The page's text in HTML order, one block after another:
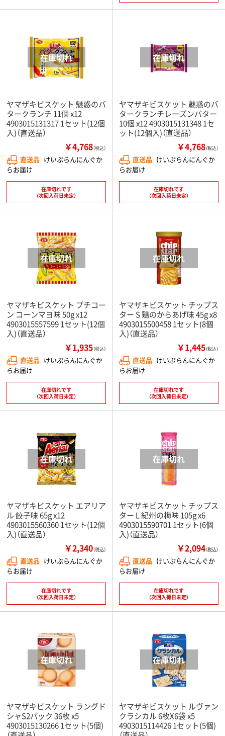
ヤマザキビスケット 魅惑のバ
タークランチ 11個 x12
4903015131317 1セット(12個
入)（直送品）
￥4,768（税込）
直送品 けいぷらんにんぐか
らお届け
在庫切れです
（次回入荷日未定）
ヤマザキビスケット 魅惑のバ
タークランチレーズンバター
10個 x12 4903015131348 1セ
ット(12個入)（直送品）
￥4,768（税込）
直送品 けいぷらんにんぐか
らお届け
在庫切れです
（次回入荷日未定）
ヤマザキビスケット プチコー
ン コーンマヨ味 50g x12
4903015557599 1セット(12個
入)（直送品）
￥1,935（税込）
直送品 けいぷらんにんぐか
らお届け
在庫切れです
（次回入荷日未定）
ヤマザキビスケット チップス
ター S 鶏のからあげ味 45g x8
4903015500458 1セット(8個
入)（直送品）
￥1,445（税込）
直送品 けいぷらんにんぐか
らお届け
在庫切れです
（次回入荷日未定）
ヤマザキビスケット エアリア
ル 餃子味 65g x12
4903015560360 1セット(12個
入)（直送品）
￥2,340（税込）
直送品 けいぷらんにんぐか
らお届け
在庫切れです
（次回入荷日未定）
ヤマザキビスケット チップス
ター L 紀州の梅味 105g x6
4903015590701 1セット(6個
入)（直送品）
￥2,094（税込）
直送品 けいぷらんにんぐか
らお届け
在庫切れです
（次回入荷日未定）
ヤマザキビスケット ラングド
シャS2パック 36枚 x5
4903015130266 1セット(5個)
ヤマザキビスケット ルヴァン
クラシカル 6枚X6袋 x5
4903015114426 1セット(5個)